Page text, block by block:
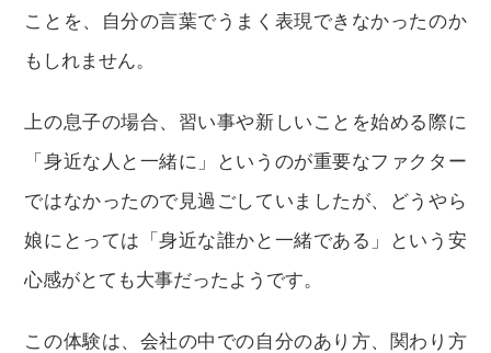
ことを、自分の言葉でうまく表現できなかったのか
もしれません。
上の息子の場合、習い事や新しいことを始める際に
「身近な人と一緒に」というのが重要なファクター
ではなかったので見過ごしていましたが、どうやら
娘にとっては「身近な誰かと一緒である」という安
心感がとても大事だったようです。
この体験は、会社の中での自分のあり方、関わり方